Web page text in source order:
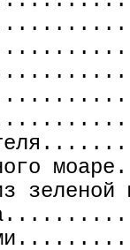
из